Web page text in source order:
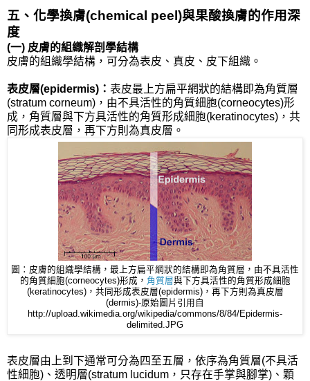
五、化學換膚(chemical peel)與果酸換膚的作用深
度
(一) 皮膚的組織解剖學結構
皮膚的組織學結構，可分為表皮、真皮、皮下組織。
表皮層(epidermis)： 表皮最上方扁平網狀的結構即為角質層
(stratum corneum)，由不具活性的角質細胞(corneocytes)形
成，角質層與下方具活性的角質形成細胞(keratinocytes)，共
同形成表皮層，再下方則為真皮層。
圖：皮膚的組織學結構，最上方扁平網狀的結構即為角質層，由不具活性
的角質細胞(corneocytes)形成， 角質層與下方具活性的角質形成細胞
(keratinocytes)，共同形成表皮層(epidermis)，再下方則為真皮層
(dermis)-原始圖片引用自
http://upload.wikimedia.org/wikipedia/commons/8/84/Epidermis-
delimited.JPG
表皮層由上到下通常可分為四至五層，依序為角質層(不具活
性細胞)、透明層(stratum lucidum，只存在手掌與腳掌)、顆